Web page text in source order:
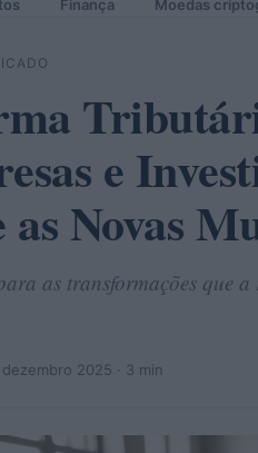
Finança Moedas
e
as Novas
as transformações que
dezembro 2025 · 3 min